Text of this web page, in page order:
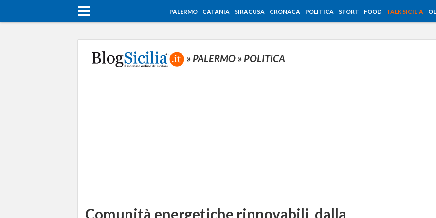
PALERMO CATANIA SIRACUSA CRONACA POLITICA SPORT FOOD TALK SICILIA
» PALERMO » POLITICA
Comunità energetiche rinnovabili, dalla